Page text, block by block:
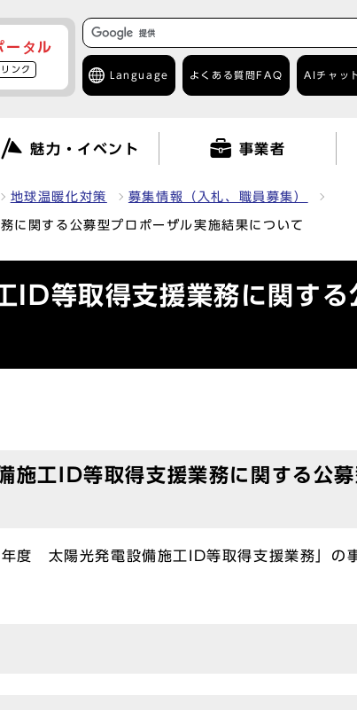
ータル
ンク
Language よくある質問 FAQ AIチャッ
魅力・イベント 事業者
地球温暖化対策 募集情報（入札、職員募集）
に関する公募型プロポーザル実施結果について
ID等取得支援業務に関す
工ID等取得支援業務に関する公募
度 太陽光発電設備施工ID等取得支援業務」の